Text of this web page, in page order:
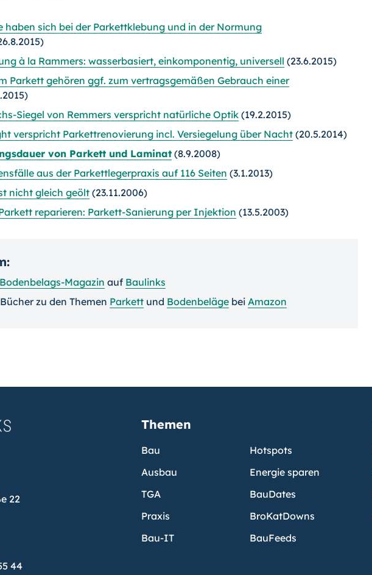
haben sich bei der Parkettklebung und in der Normung
à la Rammers: wasserbasiert, einkomponentig, universell (23.6.2015)
Parkett gehören ggf. zum vertragsgemäßen Gebrauch einer
Siegel von Remmers verspricht natürliche Optik (19.2.2015)
verspricht Parkettrenovierung incl. Versiegelung über Nacht (20.5.2014)
von Parkett und Laminat(8.9.2008)
aus der Parkettlegerpraxis auf 116 Seiten (3.1.2013)
nicht gleich geölt (23.11.2006)
reparieren: Parkett-Sanierung per Injektion (13.5.2003)
Bodenbelags-Magazin auf Baulinks
zu den Themen Parkett und Bodenbeläge bei Amazon
22
44
Themen
Bau
Ausbau
TGA
Praxis
Bau-IT
Hotspots
Energie sparen
BauDates
BroKatDowns
BauFeeds